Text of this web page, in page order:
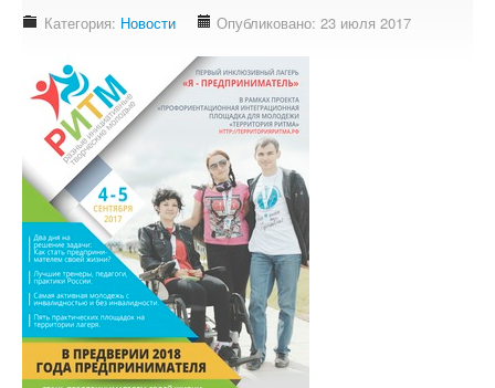
Доступность - что это?
Подтверждение доступности
Наши проекты
Our projects
Публичная отетность
Our public reporting
Публикации
Our publication
Контакты
Our contact
Категория: Новости Опубликовано: 23 июля 2017